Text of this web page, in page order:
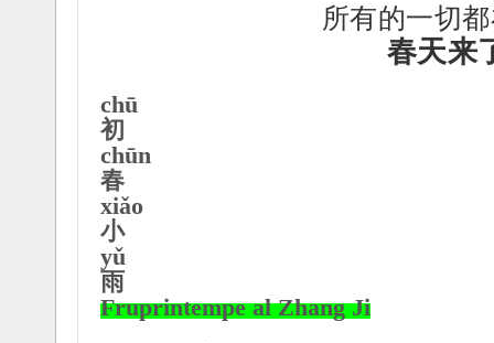
所有的一切
春天来
chū
初
chūn
春
xiǎo
小
yǔ
雨
Fruprintempe al Zhang Ji